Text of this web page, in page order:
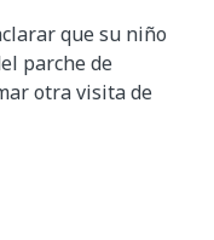
que su niño
parche de
otra visita de